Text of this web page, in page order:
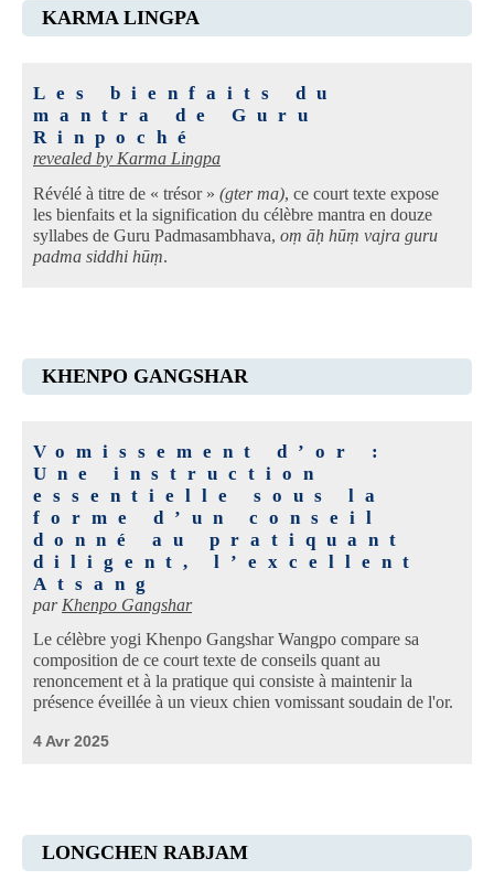
KARMA LINGPA
Les bienfaits du
mantra de Guru
Rinpoché
revealed by Karma Lingpa
Révélé à titre de « trésor » (gter ma), ce court texte expose
les bienfaits et la signification du célèbre mantra en douze
syllabes de Guru Padmasambhava, oṃ āḥ hūṃ vajra guru
padma siddhi hūṃ.
KHENPO GANGSHAR
Vomissement d’or :
Une instruction
essentielle sous la
forme d’un conseil
donné au pratiquant
diligent, l’excellent
Atsang
par Khenpo Gangshar
Le célèbre yogi Khenpo Gangshar Wangpo compare sa
composition de ce court texte de conseils quant au
renoncement et à la pratique qui consiste à maintenir la
présence éveillée à un vieux chien vomissant soudain de l'or.
4 Avr 2025
LONGCHEN RABJAM